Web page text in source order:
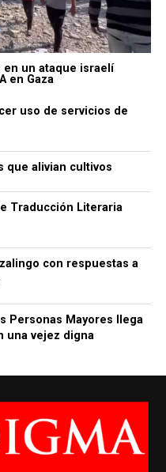
en un ataque israelí
en Gaza
uso de servicios de
que alivian cultivos
Traducción Literaria
con respuestas a
Personas Mayores llega
una vejez digna